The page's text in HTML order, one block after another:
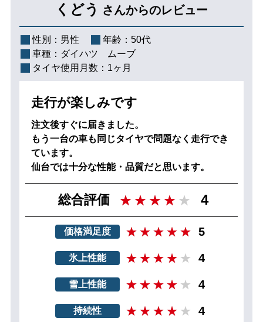
くどう さんからのレビュー
性別： 男性 年齢： 50代
車種： ダイハツ ムーブ
タイヤ使用月数： 1ヶ月
走行が楽しみです
注文後すぐに届きました。
もう一台の車も同じタイヤで問題なく走行でき
ています。
仙台では十分な性能・品質だと思います。
総合評価 4
価格満足度 5
氷上性能 4
雪上性能 4
持続性 4